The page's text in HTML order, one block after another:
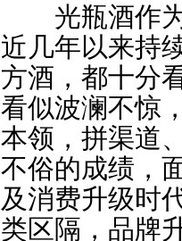
光瓶酒作为
近几年以来持
方酒，都十分
看似波澜不惊
本领，拼渠道
不俗的成绩，
及消费升级时
类区隔，品牌